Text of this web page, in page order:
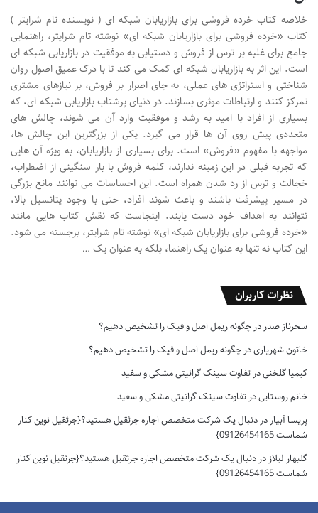
خلاصه کتاب خرده فروشی برای بازاریابان شبکه ای ( نویسنده تام شرایتر )
کتاب «خرده فروشی برای بازاریابان شبکه ای» نوشته تام شرایتر، راهنمایی
جامع برای غلبه بر ترس از فروش و دستیابی به موفقیت در بازاریابی شبکه ای
است. این اثر به بازاریابان شبکه ای کمک می کند تا با درک عمیق اصول روان
شناختی و استراتژی های عملی، به جای اصرار بر فروش، بر نیازهای مشتری
تمرکز کنند و ارتباطات موثری بسازند. در دنیای پرشتاب بازاریابی شبکه ای، که
بسیاری از افراد با امید به رشد و موفقیت وارد آن می شوند، چالش های
متعددی پیش روی آن ها قرار می گیرد. یکی از بزرگترین این چالش ها،
مواجهه با مفهوم «فروش» است. برای بسیاری از بازاریابان، به ویژه آن هایی
که تجربه قبلی در این زمینه ندارند، کلمه فروش با بار سنگینی از اضطراب،
خجالت و ترس از رد شدن همراه است. این احساسات می توانند مانع بزرگی
در مسیر پیشرفت باشند و باعث شوند افراد، حتی با وجود پتانسیل بالا،
نتوانند به اهداف خود دست یابند. اینجاست که نقش کتاب هایی مانند
«خرده فروشی برای بازاریابان شبکه ای» نوشته تام شرایتر، برجسته می شود.
این کتاب نه تنها به عنوان یک راهنما، بلکه به عنوان یک …
نظرات کاربران
سحرناز صدر در چگونه ریمل اصل و فیک را تشخیص دهیم؟
خاتون شهریاریدر چگونه ریمل اصل و فیک را تشخیص دهیم؟
کیمیا گلخنیدر تفاوت سینک گرانیتی مشکی و سفید
خانم روستاییدر تفاوت سینک گرانیتی مشکی و سفید
پریسا آبیار در دنبال یک شرکت متخصص اجاره جرثقیل هستید؟{جرثقیل نوین کنار
شماست 09126454165}
گلبهار لیلاز در دنبال یک شرکت متخصص اجاره جرثقیل هستید؟{جرثقیل نوین کنار
شماست 09126454165}